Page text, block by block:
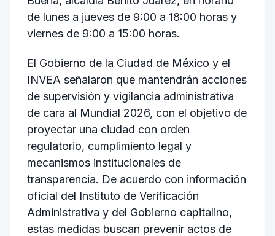
de lunes a jueves de 9:00 a 18:00 horas y
viernes de 9:00 a 15:00 horas.
El Gobierno de la Ciudad de México y el
INVEA señalaron que mantendrán acciones
de supervisión y vigilancia administrativa
de cara al Mundial 2026, con el objetivo de
proyectar una ciudad con orden
regulatorio, cumplimiento legal y
mecanismos institucionales de
transparencia. De acuerdo con información
oficial del Instituto de Verificación
Administrativa y del Gobierno capitalino,
estas medidas buscan prevenir actos de